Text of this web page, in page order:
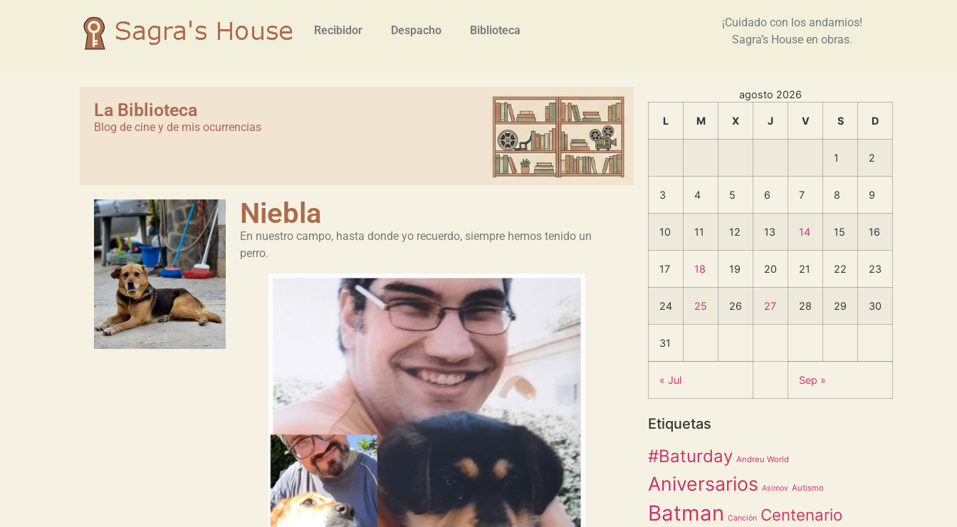
Recibidor Despacho Biblioteca
¡Cuidado con los andamios!
Sagra’s House en obras.
La Biblioteca
Blog de cine y de mis ocurrencias
Niebla
En nuestro campo, hasta donde yo recuerdo, siempre hemos tenido un
perro.
agosto 2026
L M X J V S D
1 2
3 4 5 6 7 8 9
10 11 12 13 14 15 16
17 18 19 20 21 22 23
24 25 26 27 28 29 30
31
« Jul Sep »
Etiquetas
#Baturday Andreu World
Aniversarios Asimov Autismo
Batman Canción Centenario